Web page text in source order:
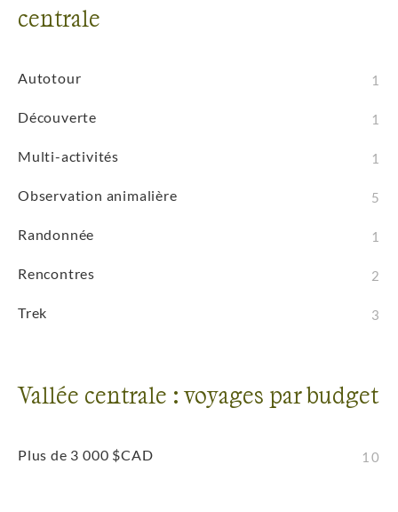
centrale
Autotour 1
Découverte 1
Multi-activités 1
Observation animalière 5
Randonnée 1
Rencontres 2
Trek 3
Vallée centrale : voyages par budget
Plus de 3 000 $CAD 10